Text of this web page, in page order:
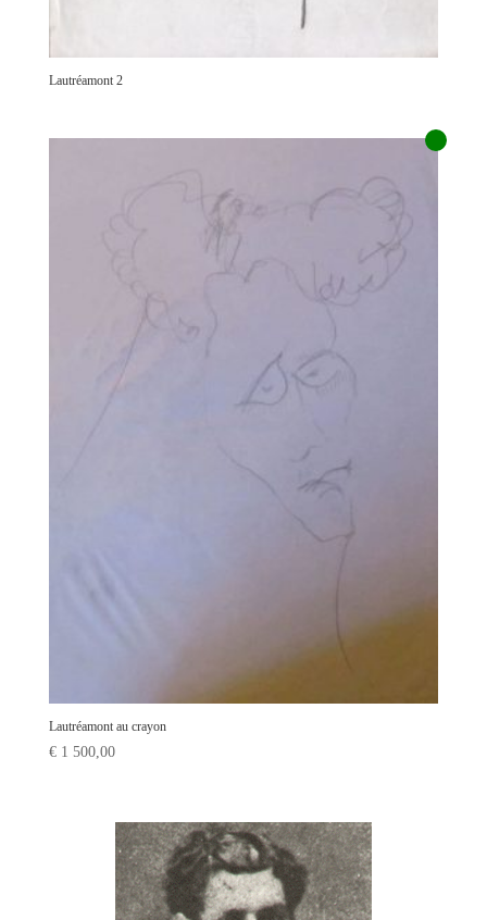
Lautréamont 2
Lautréamont au crayon
€1 500,00